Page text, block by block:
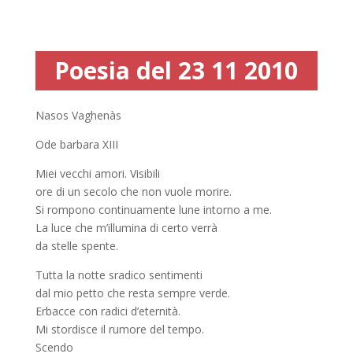
Poesia del 23 11 2010
Nasos Vaghenàs
Ode barbara XIII
Miei vecchi amori. Visibili
ore di un secolo che non vuole morire.
Si rompono continuamente lune intorno a me.
La luce che m’illumina di certo verrà
da stelle spente.
Tutta la notte sradico sentimenti
dal mio petto che resta sempre verde.
Erbacce con radici d’eternità.
Mi stordisce il rumore del tempo.
Scendo